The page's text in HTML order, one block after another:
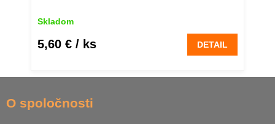
Skladom
5,60 € / ks DETAIL
O spoločnosti